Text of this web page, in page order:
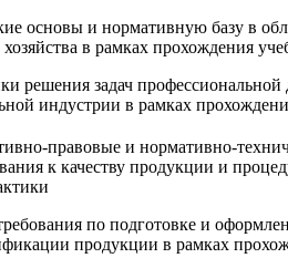
основы и нормативную базу в
в рамках прохождения
решения задач профессиональной
индустрии в рамках
правовые и нормативно-
к качеству продукции и
по подготовке и
продукции в рамках